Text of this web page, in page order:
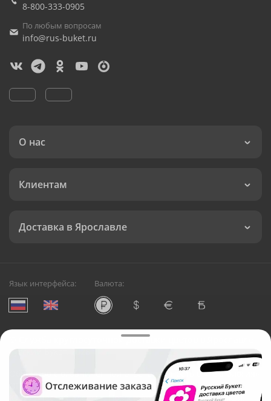
8-800-333-0905
По любым вопросам
info@rus-buket.ru
О нас
Клиентам
Доставка в Ярославле
Язык интерфейса: Валюта:
Служба круглосуточной доставки цветов в Ярославле
Русский Букет, 2026
Общество с ограниченной ответственностью «Технология»
ОГРН: 1195476081745, ИНН: 5410081997
Юридический адрес: г. Новосибирск, ул. Ипподромская,